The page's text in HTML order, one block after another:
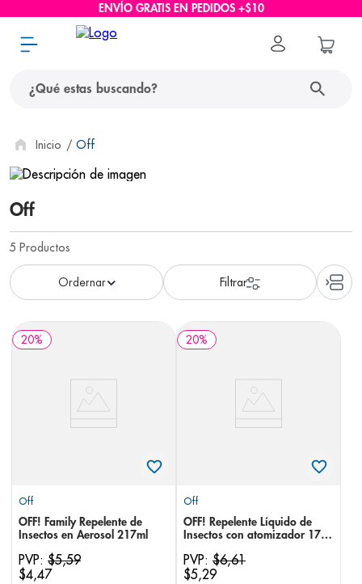
ENVÍO GRATIS EN PEDIDOS +$10
Off
Off
5 Productos
20%
Off
OFF! Family Repelente de
Insectos en Aerosol 217ml
PVP: $5,59
$4,47
20%
Off
OFF! Repelente Líquido de
Insectos con atomizador 177
PVP: $6,61
$5,29
términos más buscados
1. protector solar
3
4. cerave
6. bioderma
7.
pediasure
panolini